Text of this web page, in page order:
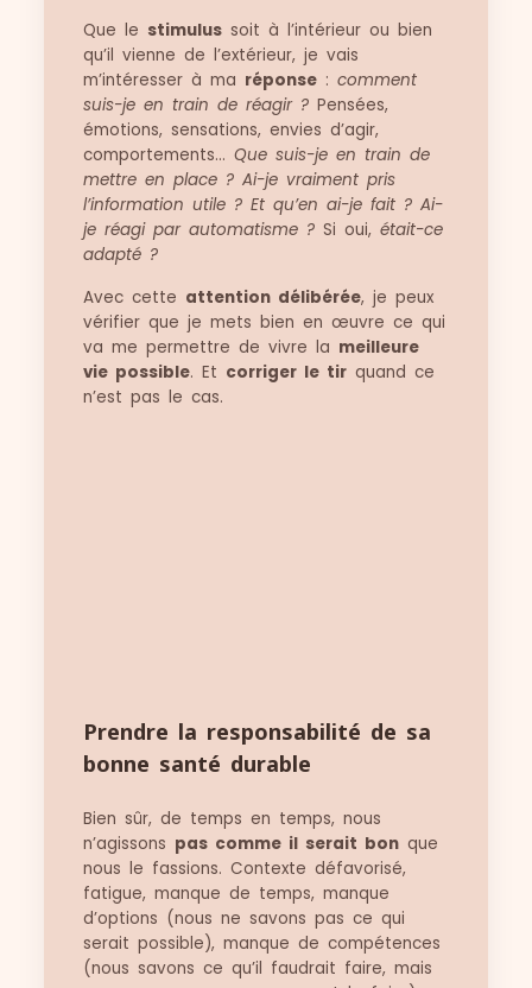
Que le stimulussoit à l’intérieur ou bien
qu’il vienne de l’extérieur, je vais
m’intéresser à ma réponse: comment
suis-je en train de réagir ?Pensées,
émotions, sensations, envies d’agir,
comportements… Que suis-je en train de
mettre en place ? Ai-je vraiment pris
l’information utile ? Et qu’en ai-je fait ? Ai-
je réagi par automatisme ?Si oui, était-ce
adapté ?
Avec cette attention délibérée, je peux
vérifier que je mets bien en œuvre ce qui
va me permettre de vivre la meilleure
vie possible. Et corriger le tirquand ce
n’est pas le cas.
Prendre la responsabilité de sa
bonne santé durable
Bien sûr, de temps en temps, nous
n’agissons pas comme il serait bonque
nous le fassions. Contexte défavorisé,
fatigue, manque de temps, manque
d’options (nous ne savons pas ce qui
serait possible), manque de compétences
(nous savons ce qu’il faudrait faire, mais